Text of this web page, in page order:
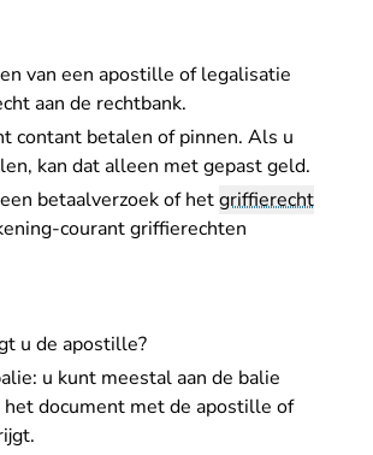
van een apostille of legalisatie
aan de rechtbank.
contant betalen of pinnen. Als u
kan dat alleen met gepast geld.
betaalverzoek of hetgriffierecht
courant griffierechten
u de apostille?
u kunt meestal aan de balie
document met de apostille of